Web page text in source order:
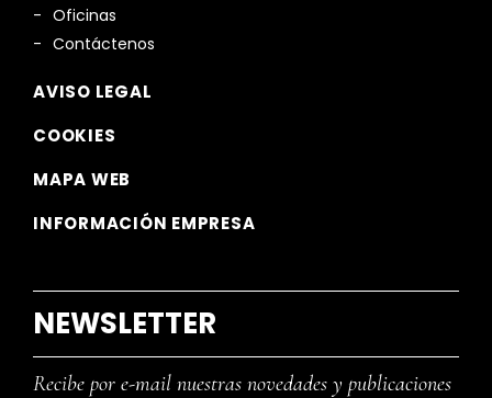
Oficinas
Contáctenos
AVISO LEGAL
COOKIES
MAPA WEB
INFORMACIÓN EMPRESA
NEWSLETTER
Recibe por e-mail nuestras novedades y publicaciones